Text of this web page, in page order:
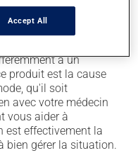
à un
produit est la cause
qu'il soit
avec votre médecin
vous aider à
est effectivement la
bien gérer la situation.
Accept All